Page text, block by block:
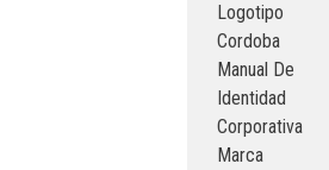
Logotipo
Cordoba
Manual De
Identidad
Corporativa
Marca